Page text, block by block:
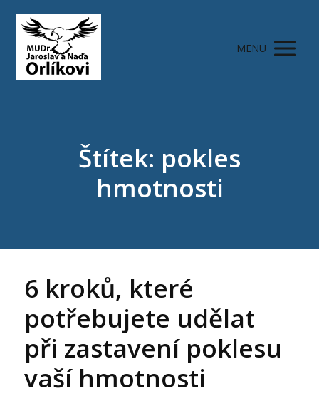
MENU
Štítek: pokles
hmotnosti
6 kroků, které
potřebujete udělat
při zastavení poklesu
vaší hmotnosti